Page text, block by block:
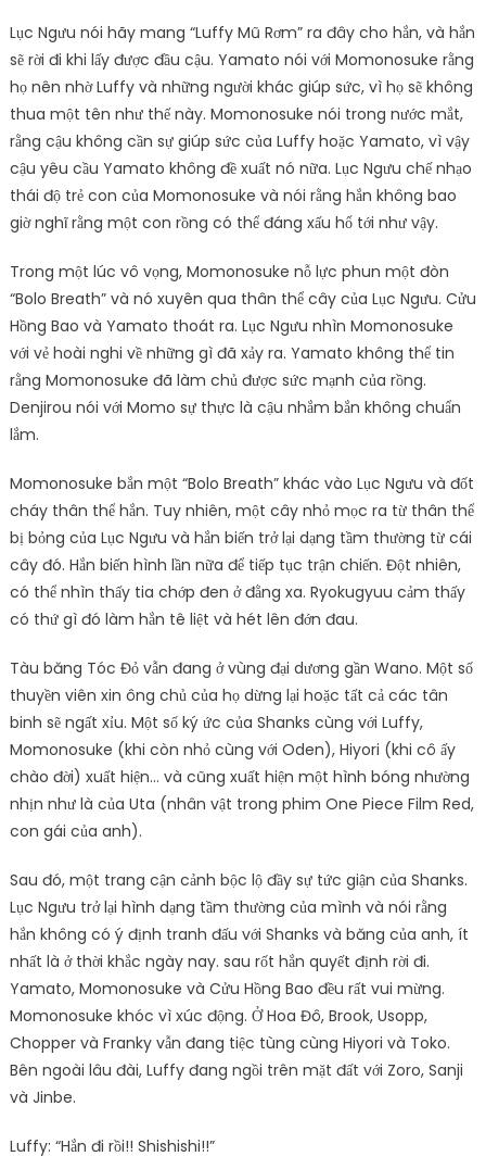
Lục Ngưu nói hãy mang “Luffy Mũ Rơm” ra đây cho hắn, và hắn
sẽ rời đi khi lấy được đầu cậu. Yamato nói với Momonosuke rằng
họ nên nhờ Luffy và những người khác giúp sức, vì họ sẽ không
thua một tên như thế này. Momonosuke nói trong nước mắt,
rằng cậu không cần sự giúp sức của Luffy hoặc Yamato, vì vậy
cậu yêu cầu Yamato không đề xuất nó nữa. Lục Ngưu chế nhạo
thái độ trẻ con của Momonosuke và nói rằng hắn không bao
giờ nghĩ rằng một con rồng có thể đáng xấu hổ tới như vậy.
Trong một lúc vô vọng, Momonosuke nỗ lực phun một đòn
“Bolo Breath” và nó xuyên qua thân thể cây của Lục Ngưu. Cửu
Hồng Bao và Yamato thoát ra. Lục Ngưu nhìn Momonosuke
với vẻ hoài nghi về những gì đã xảy ra. Yamato không thể tin
rằng Momonosuke đã làm chủ được sức mạnh của rồng.
Denjirou nói với Momo sự thực là cậu nhắm bắn không chuẩn
lắm.
Momonosuke bắn một “Bolo Breath” khác vào Lục Ngưu và đốt
cháy thân thể hắn. Tuy nhiên, một cây nhỏ mọc ra từ thân thể
bị bỏng của Lục Ngưu và hắn biến trở lại dạng tầm thường từ cái
cây đó. Hắn biến hình lần nữa để tiếp tục trận chiến. Đột nhiên,
có thể nhìn thấy tia chớp đen ở đằng xa. Ryokugyuu cảm thấy
có thứ gì đó làm hắn tê liệt và hét lên đớn đau.
Tàu băng Tóc Đỏ vẫn đang ở vùng đại dương gần Wano. Một số
thuyền viên xin ông chủ của họ dừng lại hoặc tất cả các tân
binh sẽ ngất xỉu. Một số ký ức của Shanks cùng với Luffy,
Momonosuke (khi còn nhỏ cùng với Oden), Hiyori (khi cô ấy
chào đời) xuất hiện… và cũng xuất hiện một hình bóng nhường
nhịn như là của Uta (nhân vật trong phim One Piece Film Red,
con gái của anh).
Sau đó, một trang cận cảnh bộc lộ đầy sự tức giận của Shanks.
Lục Ngưu trở lại hình dạng tầm thường của mình và nói rằng
hắn không có ý định tranh đấu với Shanks và băng của anh, ít
nhất là ở thời khắc ngày nay. sau rốt hắn quyết định rời đi.
Yamato, Momonosuke và Cửu Hồng Bao đều rất vui mừng.
Momonosuke khóc vì xúc động. Ở Hoa Đô, Brook, Usopp,
Chopper và Franky vẫn đang tiệc tùng cùng Hiyori và Toko.
Bên ngoài lâu đài, Luffy đang ngồi trên mặt đất với Zoro, Sanji
và Jinbe.
Luffy: “Hắn đi rồi!! Shishishi!!”